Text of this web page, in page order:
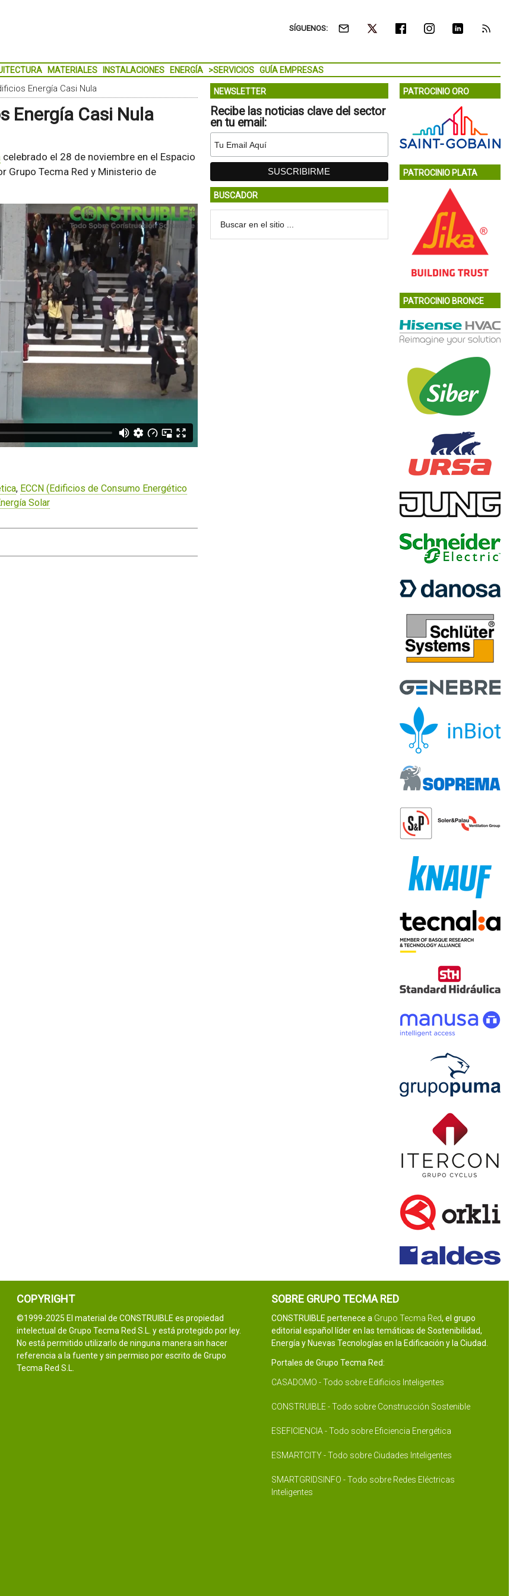
SÍGUENOS:
MATERIALES INSTALACIONES ENERGÍA >SERVICIOS GUÍA EMPRESAS
Energía Casi Nula
Energía Casi Nula
celebrado el 28 de noviembre en el Espacio
Grupo Tecma Red y Ministerio de
, ECCN (Edificios de Consumo Energético
Solar
NEWSLETTER
Recibe las noticias clave del sector
en tu email:
BUSCADOR
PATROCINIO ORO
PATROCINIO PLATA
PATROCINIO BRONCE
COPYRIGHT
©1999-2025 El material de CONSTRUIBLE es propiedad
intelectual de Grupo Tecma Red S.L. y está protegido por ley.
No está permitido utilizarlo de ninguna manera sin hacer
referencia a la fuente y sin permiso por escrito de Grupo
Tecma Red S.L.
SOBRE GRUPO TECMA RED
CONSTRUIBLE pertenece a Grupo Tecma Red, el grupo
editorial español líder en las temáticas de Sostenibilidad,
Energía y Nuevas Tecnologías en la Edificación y la Ciudad.
Portales de Grupo Tecma Red:
CASADOMO - Todo sobre Edificios Inteligentes
CONSTRUIBLE - Todo sobre Construcción Sostenible
ESEFICIENCIA - Todo sobre Eficiencia Energética
ESMARTCITY - Todo sobre Ciudades Inteligentes
SMARTGRIDSINFO - Todo sobre Redes Eléctricas
Inteligentes